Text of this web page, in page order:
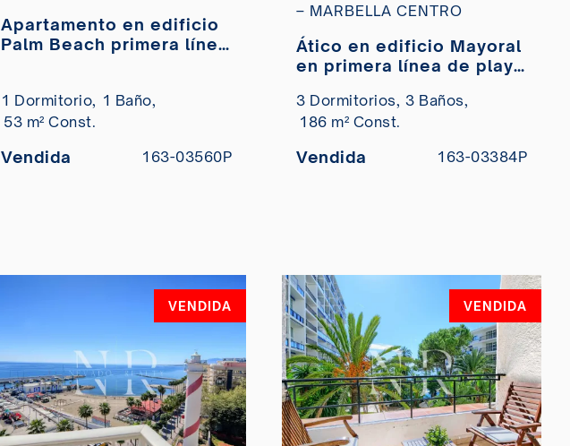
Apartamento en edificio
Palm Beach primera línea
1 Dormitorio, 1 Baño,
53 m² Const.
Vendida 163-03560P
– MARBELLA CENTRO
Ático en edificio Mayoral
en primera línea de playa
venta
3 Dormitorios, 3 Baños,
186 m² Const.
Vendida 163-03384P
VENDIDA VENDIDA